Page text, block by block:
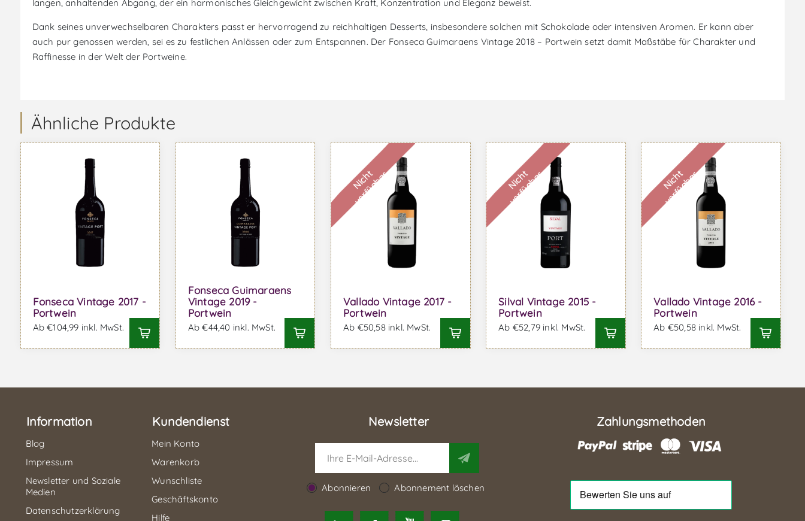
langen, anhaltenden Abgang, der ein harmonisches Gleichgewicht zwischen Kraft, Konzentration und Eleganz beweist.
Dank seines unverwechselbaren Charakters passt er hervorragend zu reichhaltigen Desserts, insbesondere solchen mit Schokolade oder intensiven Aromen. Er kann aber
auch pur genossen werden, sei es zu festlichen Anlässen oder zum Entspannen. Der Fonseca Guimaraens Vintage 2018 – Portwein setzt damit Maßstäbe für Charakter und
Raffinesse in der Welt der Portweine.
Ähnliche Produkte
Fonseca Vintage 2017 -
Portwein
Ab €104,99 inkl. MwSt.
Fonseca Guimaraens
Vintage 2019 -
Portwein
Ab €44,40 inkl. MwSt.
N
i
c
h
t
v
e
r
f
ü
g
b
a
r
Vallado Vintage 2017 -
Portwein
Ab €50,58 inkl. MwSt.
N
i
c
h
t
v
e
r
f
ü
g
b
a
r
Silval Vintage 2015 -
Portwein
Ab €52,79 inkl. MwSt.
N
i
c
h
t
v
e
r
f
ü
g
b
a
r
Vallado Vintage 2016 -
Portwein
Ab €50,58 inkl. MwSt.
Information
Blog
Impressum
Newsletter und Soziale
Medien
Datenschutzerklärung
Kundendienst
Mein Konto
Warenkorb
Wunschliste
Geschäftskonto
Hilfe
Newsletter
Abonnieren Abonnement löschen
Zahlungsmethoden